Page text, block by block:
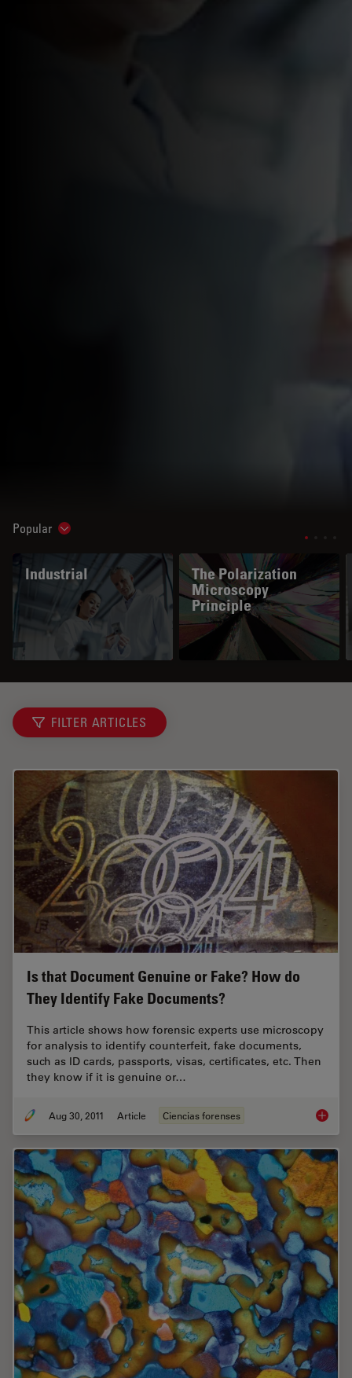
Popular Show subnavigation
Industrial
The Polarization
Microscopy
Principle
FILTER ARTICLES
Is that Document Genuine or Fake? How do
They Identify Fake Documents?
This article shows how forensic experts use microscopy
for analysis to identify counterfeit, fake documents,
such as ID cards, passports, visas, certificates, etc. Then
they know if it is genuine or…
Aug 30, 2011 Article Ciencias forenses Is that